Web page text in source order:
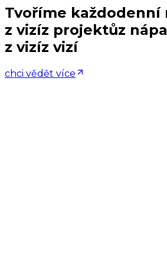
Tvoříme každodenní
z vizíz projektůz
z vizíz vizí
chci vědět více